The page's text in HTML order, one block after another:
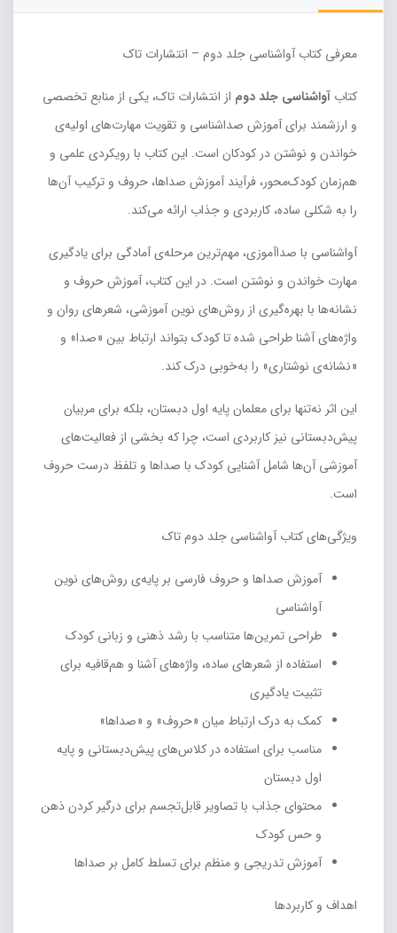
معرفی کتاب آواشناسی جلد دوم – انتشارات تاک
کتاب آواشناسی جلد دوم از انتشارات تاک، یکی از منابع تخصصی
و ارزشمند برای آموزش صداشناسی و تقویت مهارت‌های اولیه‌ی
خواندن و نوشتن در کودکان است. این کتاب با رویکردی علمی و
هم‌زمان کودک‌محور، فرآیند آموزش صداها، حروف و ترکیب آن‌ها
را به شکلی ساده، کاربردی و جذاب ارائه می‌کند.
آواشناسی با صدا‌آموزی، مهم‌ترین مرحله‌ی آمادگی برای یادگیری
مهارت خواندن و نوشتن است. در این کتاب، آموزش حروف و
نشانه‌ها با بهره‌گیری از روش‌های نوین آموزشی، شعرهای روان و
واژه‌های آشنا طراحی شده تا کودک بتواند ارتباط بین «صدا» و
«نشانه‌ی نوشتاری» را به‌خوبی درک کند.
این اثر نه‌تنها برای معلمان پایه اول دبستان، بلکه برای مربیان
پیش‌دبستانی نیز کاربردی است، چرا که بخشی از فعالیت‌های
آموزشی آن‌ها شامل آشنایی کودک با صداها و تلفظ درست حروف
است.
ویژگی‌های کتاب آواشناسی جلد دوم تاک
آموزش صداها و حروف فارسی بر پایه‌ی روش‌های نوین
آواشناسی
طراحی تمرین‌ها متناسب با رشد ذهنی و زبانی کودک
استفاده از شعرهای ساده، واژه‌های آشنا و هم‌قافیه برای
تثبیت یادگیری
کمک به درک ارتباط میان «حروف» و «صداها»
مناسب برای استفاده در کلاس‌های پیش‌دبستانی و پایه
اول دبستان
محتوای جذاب با تصاویر قابل‌تجسم برای درگیر کردن ذهن
و حس کودک
آموزش تدریجی و منظم برای تسلط کامل بر صداها
اهداف و کاربردها